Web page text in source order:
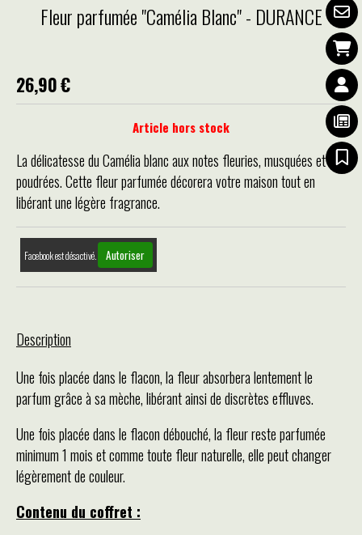
Fleur parfumée "Camélia Blanc" - DURANCE
26,90€
Article hors stock
La délicatesse du Camélia blanc aux notes fleuries, musquées et
poudrées. Cette fleur parfumée décorera votre maison tout en
libérant une légère fragrance.
Facebook est désactivé. Autoriser
Description
Une fois placée dans le flacon, la fleur absorbera lentement le
parfum grâce à sa mèche, libérant ainsi de discrètes effluves.
Une fois placée dans le flacon débouché, la fleur reste parfumée
minimum 1 mois et comme toute fleur naturelle, elle peut changer
légèrement de couleur.
Contenu du coffret :